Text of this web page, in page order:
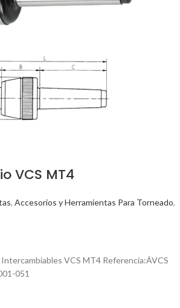
VCS MT4
, Accesorios y Herramientas Para Torneado,
VCS MT4 Referencia:ÁVCS
051